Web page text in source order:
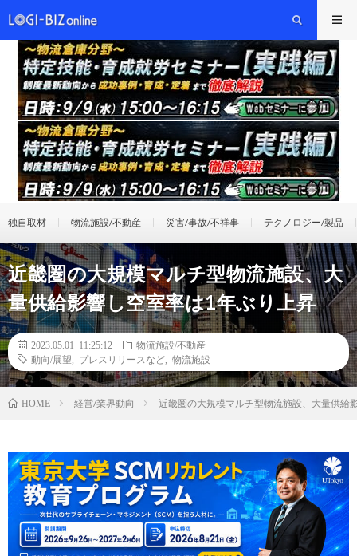
独自取材 物流施設/不動産 災害/事故/不祥事 テクノロジー/製品
近畿圏の大規模マルチ型物流施設、大
量供給影響し空室率は1年ぶり上昇
2023.05.01 11:25:12
物流施設/不動産
動向/展望
プレスリリースなど 物流施設
HOME 経営/業界動向 近畿圏の大規模マルチ型物流施設、大量供給